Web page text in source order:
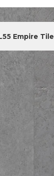
Empire